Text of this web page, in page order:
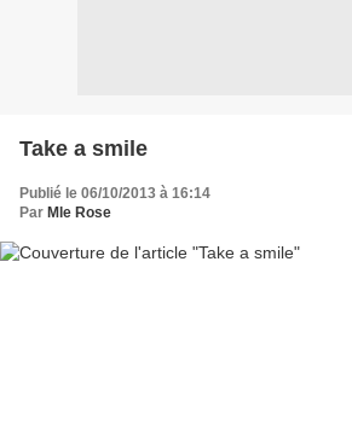
Take a smile
Publié le 06/10/2013 à 16:14
Par Mle Rose